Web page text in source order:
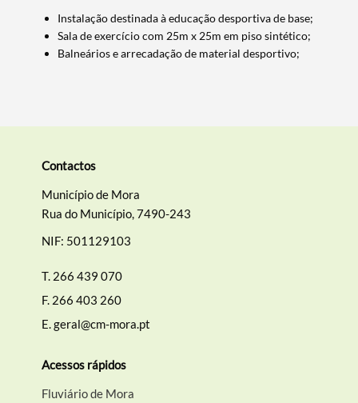
Termo de Pesquisa
Filtros
Instalação destinada à educação desportiva de base;
Sala de exercício com 25m x 25m em piso sintético;
Balneários e arrecadação de material desportivo;
Contactos
Município de Mora
Rua do Município, 7490-243
NIF: 501129103
T. 266 439 070
F. 266 403 260
E.geral@cm-mora.pt
Acessos rápidos
Fluviário de Mora